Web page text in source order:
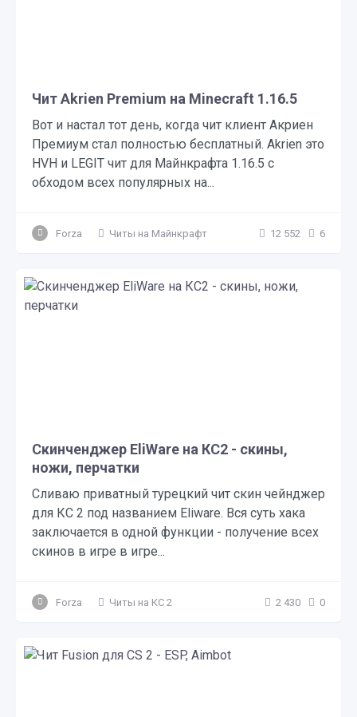
Чит Akrien Premium на Minecraft 1.16.5
Вот и настал тот день, когда чит клиент Акриен
Премиум стал полностью бесплатный. Akrien это
HVH и LEGIT чит для Майнкрафта 1.16.5 с
обходом всех популярных на...
Forza Читы на Майнкрафт 12 552 6
Скинченджер EliWare на КС2 - скины,
ножи, перчатки
Сливаю приватный турецкий чит скин чейнджер
для КС 2 под названием Eliware. Вся суть хака
заключается в одной функции - получение всех
скинов в игре в игре...
Forza Читы на КС 2 2 430 0